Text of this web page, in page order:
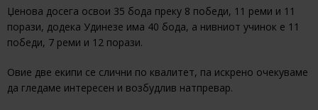
Џенова досега освои 35 бода преку 8 победи, 11 реми и 11
порази, додека Удинезе има 40 бода, а нивниот учинок е 11
победи, 7 реми и 12 порази.
Овие две екипи се слични по квалитет, па искрено очекуваме
да гледаме интересен и возбудлив натпревар.